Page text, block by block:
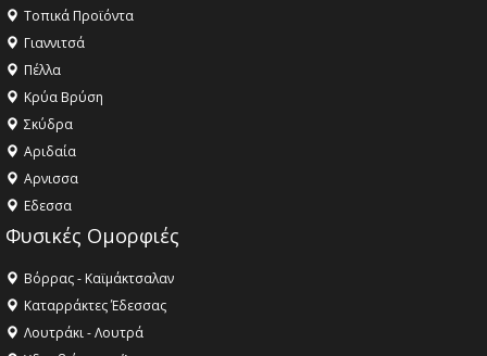
Τοπικά Προϊόντα
Γιαννιτσά
Πέλλα
Κρύα Βρύση
Σκύδρα
Αριδαία
Aρνισσα
Eδεσσα
Φυσικές Ομορφιές
Βόρρας - Καϊμάκτσαλαν
Καταρράκτες Έδεσσας
Λουτράκι - Λουτρά